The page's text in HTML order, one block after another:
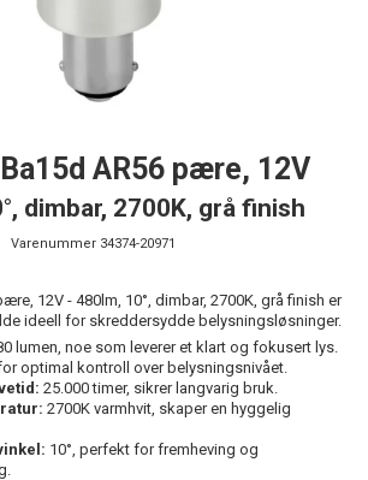
AR56 pære, 12V
dimbar, 2700K, grå finish
Varenummer 34374-20971
12V - 480lm, 10°, dimbar, 2700K, grå finish er
ideell for skreddersydde belysningsløsninger.
lumen, noe som leverer et klart og fokusert lys.
optimal kontroll over belysningsnivået.
25.000 timer, sikrer langvarig bruk.
2700K varmhvit, skaper en hyggelig
10°, perfekt for fremheving og